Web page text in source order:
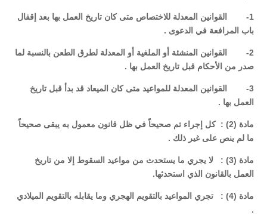
1- القوانين المعدلة للاختصاص متى كان تاريخ العمل بها بعد إقفال
باب المرافعة في الدعوى .
2- القوانين المنشئة أو الملغية أو المعدلة لطرق الطعن بالنسبة لما
صدر من الأحكام قبل تاريخ العمل بها .
3- القوانين المعدلة للمواعيد متى كان الميعاد قد بدأ قبل تاريخ
العمل بها .
مادة (2) : كل إجراء تم صحيحاً في ظل قانون معمول به يبقى صحيحاً
ما لم ينص على غير ذلك .
مادة (3) : لا يجري ما يستحدث من مواعيد السقوط إلا من تاريخ
العمل بالقانون الذي استحدثها.
مادة (4) : تجري المواعيد بالتقويم الهجري وما يقابله بالتقويم الميلادي
.